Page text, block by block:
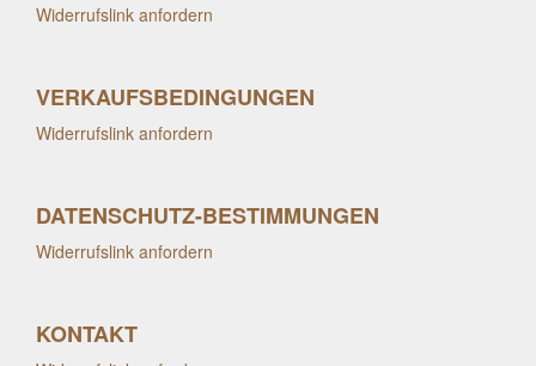
Widerrufslink anfordern
VERKAUFSBEDINGUNGEN
Widerrufslink anfordern
DATENSCHUTZ-BESTIMMUNGEN
Widerrufslink anfordern
KONTAKT